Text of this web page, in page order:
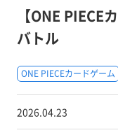
【ONE PIECE
バトル
ONE PIECEカードゲーム
2026.04.23